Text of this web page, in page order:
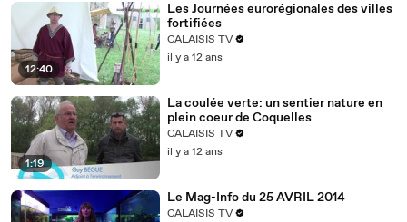
12:40
Les Journées eurorégionales des villes
fortifiées
CALAISIS TV
il y a 12 ans
1:19
La coulée verte: un sentier nature en
plein coeur de Coquelles
CALAISIS TV
il y a 12 ans
Le Mag-Info du 25 AVRIL 2014
CALAISIS TV